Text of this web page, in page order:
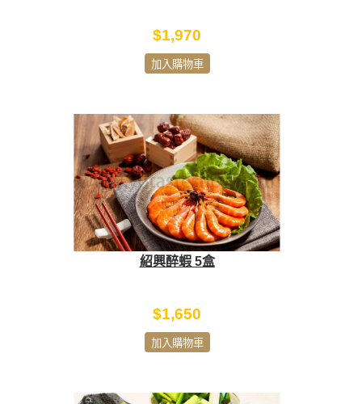
$1,970
加入購物車
紹興醉蝦 5盒
$1,650
加入購物車